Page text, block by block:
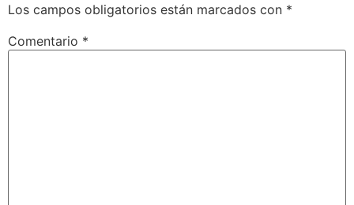
Los campos obligatorios están marcados con *
Comentario *